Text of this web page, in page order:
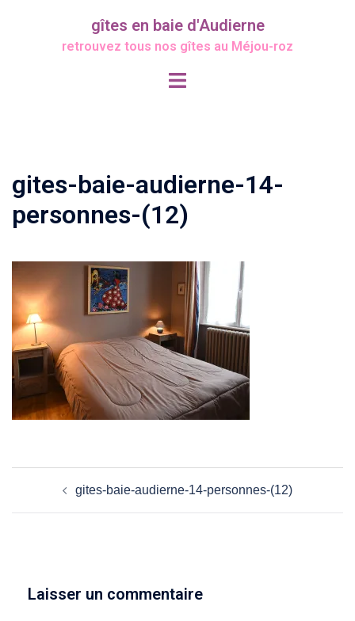
gîtes en baie d'Audierne
retrouvez tous nos gîtes au Méjou-roz
Ouvrir/fermer
gites-baie-audierne-14-
personnes-(12)
d’articlegites-baie-audierne-14-personnes-(12)
Laisser un commentaire